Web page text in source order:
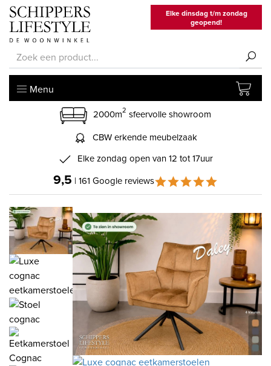
Elke dinsdag t/m zondag
geopend!
Menu
2000m2 sfeervolle showroom
CBW erkende meubelzaak
Elke zondag open van 12 tot 17uur
9,5 | 161 Google reviews